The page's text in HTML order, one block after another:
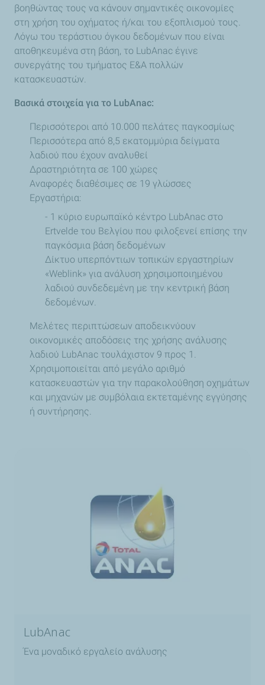
βοηθώντας τους να κάνουν σημαντικές οικονομίες
στη χρήση του οχήματος ή/και του εξοπλισμού τους.
Λόγω του τεράστιου όγκου δεδομένων που είναι
αποθηκευμένα στη βάση, το LubAnac έγινε
συνεργάτης του τμήματος Ε&Α πολλών
κατασκευαστών.
Βασικά στοιχεία για το LubAnac:
Περισσότεροι από 10.000 πελάτες παγκοσμίως
Περισσότερα από 8,5 εκατομμύρια δείγματα
λαδιού που έχουν αναλυθεί
Δραστηριότητα σε 100 χώρες
Αναφορές διαθέσιμες σε 19 γλώσσες
Εργαστήρια:
- 1 κύριο ευρωπαϊκό κέντρο LubAnac στο
Ertvelde του Βελγίου που φιλοξενεί επίσης την
παγκόσμια βάση δεδομένων
Δίκτυο υπερπόντιων τοπικών εργαστηρίων
«Weblink» για ανάλυση χρησιμοποιημένου
λαδιού συνδεδεμένη με την κεντρική βάση
δεδομένων.
Μελέτες περιπτώσεων αποδεικνύουν
οικονομικές αποδόσεις της χρήσης ανάλυσης
λαδιού LubAnac τουλάχιστον 9 προς 1.
Χρησιμοποιείται από μεγάλο αριθμό
κατασκευαστών για την παρακολούθηση οχημάτων
και μηχανών με συμβόλαια εκτεταμένης εγγύησης
ή συντήρησης.
LubAnac
Ένα μοναδικό εργαλείο ανάλυσης